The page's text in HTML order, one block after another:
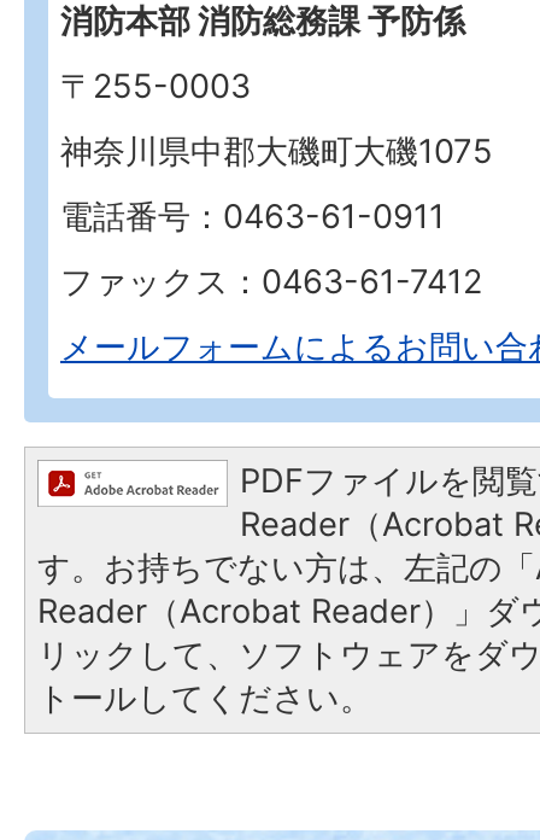
消防本部 消防総務課 予防係
〒255-0003
神奈川県中郡大磯町大磯1075
電話番号：0463-61-0911
ファックス：0463-61-7412
メールフォームによるお問い合
PDFファイルを閲
Reader（Acrobat
す。お持ちでない方は、左記の
Reader（Acrobat Reader）」ダ
リックして、ソフトウェアをダ
トールしてください。